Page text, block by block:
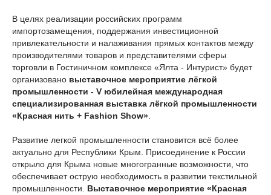
В целях реализации российских программ
импортозамещения, поддержания инвестиционной
привлекательности и налаживания прямых контактов между
производителями товаров и представителями сферы
торговли в Гостиничном комплексе «Ялта - Интурист» будет
организовано выставочное мероприятие лёгкой
промышленности - V юбилейная международная
специализированная выставка лёгкой промышленности
«Красная нить + Fashion Show»
Развитие легкой промышленности становится всё более
актуально для Республики Крым. Присоединение к России
открыло для Крыма новые многогранные возможности, что
обеспечивает острую необходимость в развитии текстильной
промышленности. Выставочное мероприятие «Красная